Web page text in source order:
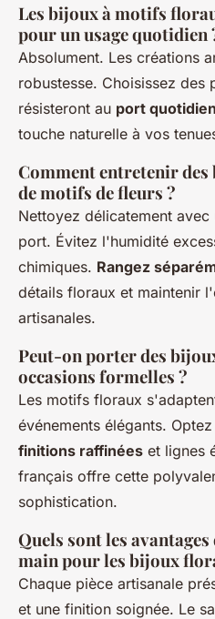
Les bijoux à motifs
pour un usage quotidien
Absolument. Les créations
robustesse. Choisissez des
résisteront au port quotidien
touche naturelle à vos
Comment entretenir
de motifs de fleurs ?
Nettoyez délicatement
port. Évitez l'humidité
chimiques. Rangez
détails floraux et maintenir
artisanales.
Peut-on porter des
occasions formelles ?
Les motifs floraux
événements élégants.
finitions raffinées et lignes
français offre cette
sophistication.
Quels sont les
main pour les bijoux
Chaque pièce artisanale
et une finition soignée. Le